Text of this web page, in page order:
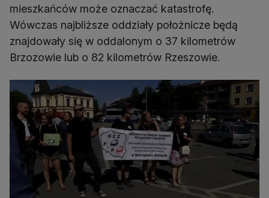
mieszkańców może oznaczać katastrofę.
Wówczas najbliższe oddziały położnicze będą
znajdowały się w oddalonym o 37 kilometrów
Brzozowie lub o 82 kilometrów Rzeszowie.